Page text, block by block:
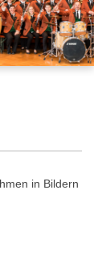
in Bildern